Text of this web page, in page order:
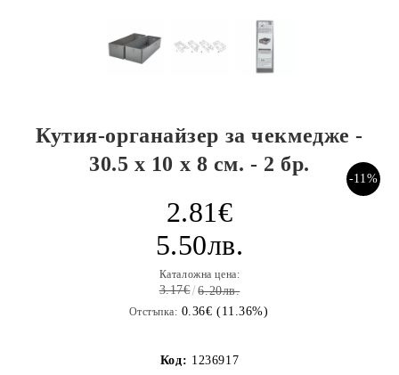
Кутия-органайзер за чекмедже -
30.5 x 10 х 8 см. - 2 бр.
-11%
2.81€
5.50лв.
Каталожна цена:
3.17€ 6.20лв.
Отстъпка: 0.36€ (11.36%)
Код: 1236917